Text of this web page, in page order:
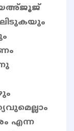
യഅ്ജൂജ്
എന്ന